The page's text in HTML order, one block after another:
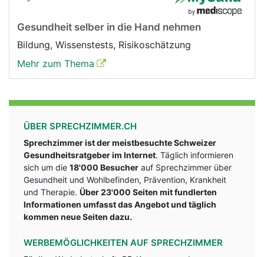
Gesundheit selber in die Hand nehmen
Bildung, Wissenstests, Risikoschätzung
Mehr zum Thema
ÜBER SPRECHZIMMER.CH
Sprechzimmer ist der meistbesuchte Schweizer
Gesundheitsratgeber im Internet. Täglich informieren
sich um die 18'000 Besucher auf Sprechzimmer über
Gesundheit und Wohlbefinden, Prävention, Krankheit
und Therapie. Über 23'000 Seiten mit fundlerten
Informationen umfasst das Angebot und täglich
kommen neue Seiten dazu.
WERBEMÖGLICHKEITEN AUF SPRECHZIMMER